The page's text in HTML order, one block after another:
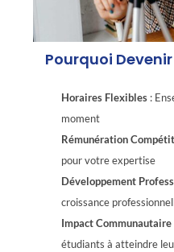
Pourquoi
Horaires Flexibles :
moment
Rémunération
pour votre expertise
Développement
croissance
Impact Communautaire
étudiants à atteindre